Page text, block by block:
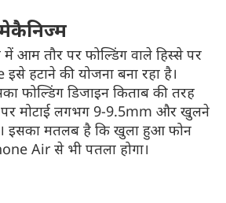
में आम तौर पर फोल्डिंग वाले हिस्से पर
इसे हटाने की योजना बना रहा है।
फोल्डिंग डिजाइन किताब की तरह
पर मोटाई लगभग 9-9.5mm और खुलने
। इसका मतलब है कि खुला हुआ फोन
Air से भी पतला होगा।